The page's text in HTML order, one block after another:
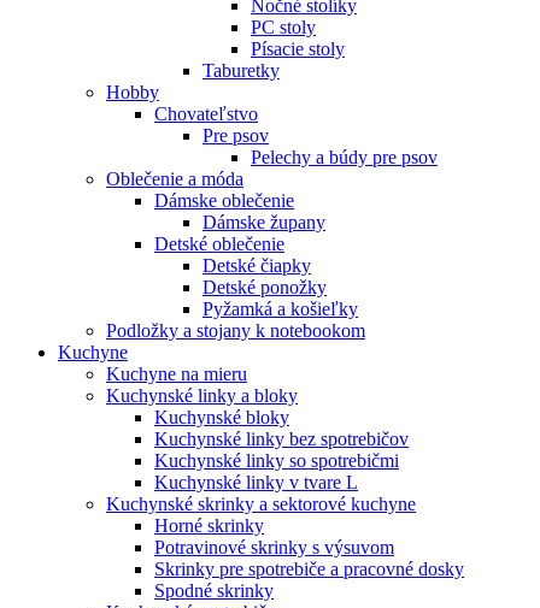
Nočné stolíky
PC stoly
Písacie stoly
Taburetky
Hobby
Chovateľstvo
Pre psov
Pelechy a búdy pre psov
Oblečenie a móda
Dámske oblečenie
Dámske župany
Detské oblečenie
Detské čiapky
Detské ponožky
Pyžamká a košieľky
Podložky a stojany k notebookom
Kuchyne
Kuchyne na mieru
Kuchynské linky a bloky
Kuchynské bloky
Kuchynské linky bez spotrebičov
Kuchynské linky so spotrebičmi
Kuchynské linky v tvare L
Kuchynské skrinky a sektorové kuchyne
Horné skrinky
Potravinové skrinky s výsuvom
Skrinky pre spotrebiče a pracovné dosky
Spodné skrinky